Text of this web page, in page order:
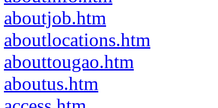
aboutjob.htm
aboutlocations.htm
abouttougao.htm
aboutus.htm